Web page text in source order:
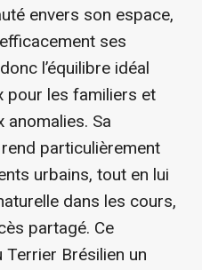
envers son espace,
ses
l’équilibre idéal
pour les familiers et
anomalies. Sa
particulièrement
urbains, tout en lui
dans les cours,
partagé. Ce
Terrier Brésilien un